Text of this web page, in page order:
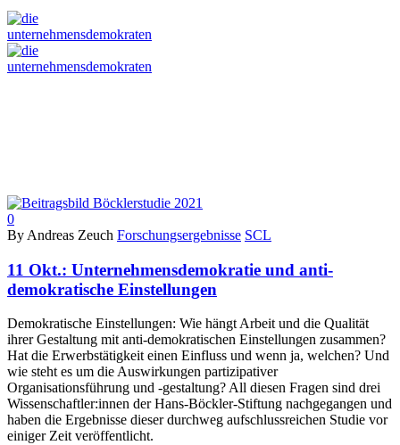
0
By Andreas Zeuch Forschungsergebnisse SCL
11 Okt.: Unternehmensdemokratie und anti-
demokratische Einstellungen
Demokratische Einstellungen: Wie hängt Arbeit und die Qualität
ihrer Gestaltung mit anti-demokratischen Einstellungen zusammen?
Hat die Erwerbstätigkeit einen Einfluss und wenn ja, welchen? Und
wie steht es um die Auswirkungen partizipativer
Organisationsführung und -gestaltung? All diesen Fragen sind drei
Wissenschaftler:innen der Hans-Böckler-Stiftung nachgegangen und
haben die Ergebnisse dieser durchweg aufschlussreichen Studie vor
einiger Zeit veröffentlicht.